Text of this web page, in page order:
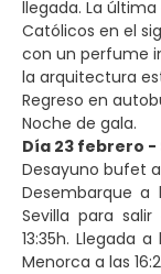
llegada. La
Católicos en el
con un perfume
la arquitectura
Regreso en
Noche de gala.
Día 23 febrero -
Desayuno bufet
Desembarque a
Sevilla para
13:35h. Llegada
Menorca a las